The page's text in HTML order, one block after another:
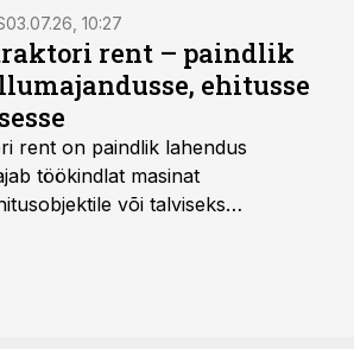
soovitusega kaasa minna ning
märgistamisel “kõlblik kuni” märke
“parim enne”. Mida toob muudatus
jaoks?
03.07.26, 10:27
rent – paindlik
ehitusse
rent on paindlik lahendus
töökindlat masinat
või talviseks